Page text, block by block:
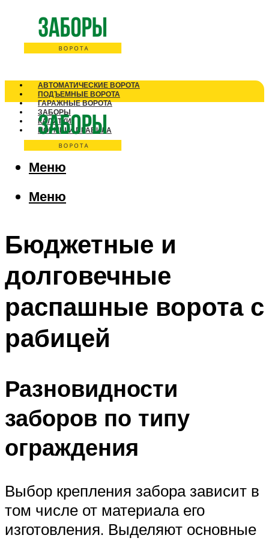
АВТОМАТИЧЕСКИЕ ВОРОТА
ПОДЪЕМНЫЕ ВОРОТА
ГАРАЖНЫЕ ВОРОТА
ЗАБОРЫ
КАЛИТКИ
НОРМЫ И ПРАВИЛА
Меню
Меню
Бюджетные и
долговечные
распашные ворота с
рабицей
Разновидности
заборов по типу
ограждения
Выбор крепления забора зависит в
том числе от материала его
изготовления. Выделяют основные